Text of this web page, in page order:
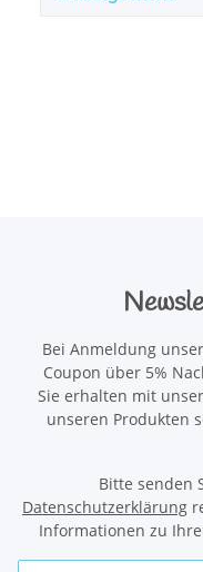
Bei Anmeldung
Coupon über 5%
Sie erhalten mit
unseren Produkten
Bitte senden
Datenschutzerklärung
Informationen zu